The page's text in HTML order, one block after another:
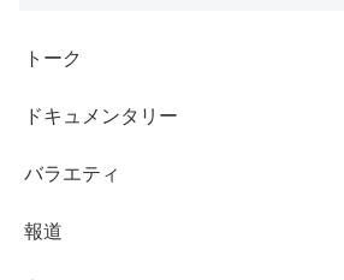
トーク
ドキュメンタリー
バラエティ
報道